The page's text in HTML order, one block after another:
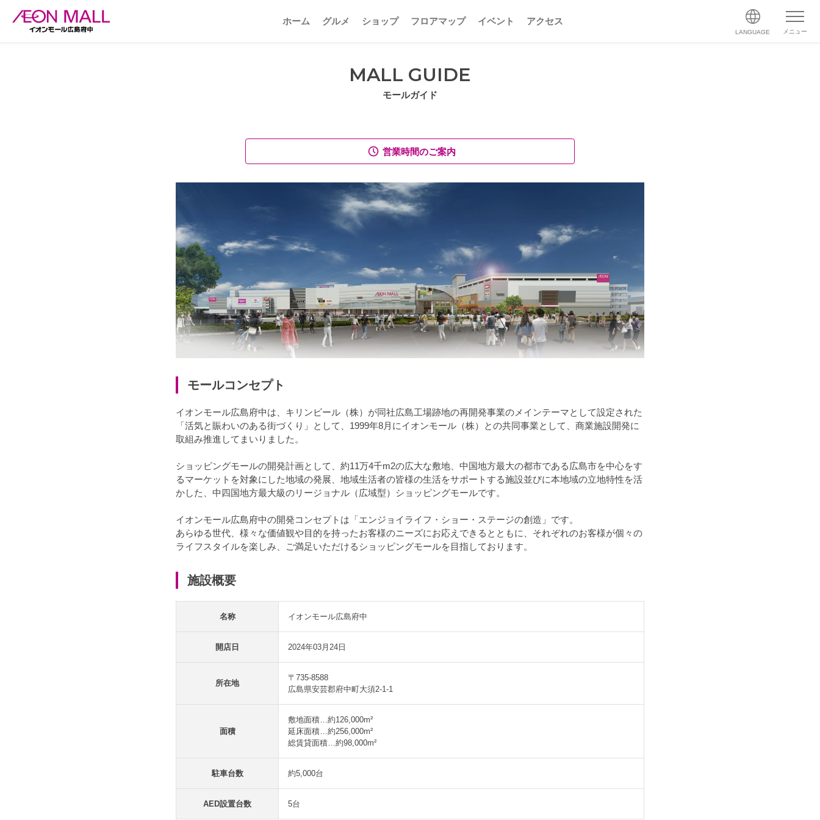
ホーム グルメ ショップ フロアマップ イベント アクセス
LANGUAGE メニュー
MALL GUIDE
モールガイド
営業時間のご案内
モールコンセプト
イオンモール広島府中は、キリンビール（株）が同社広島工場跡地の再開発事業のメインテーマとして設定された
「活気と賑わいのある街づくり」として、1999年8月にイオンモール（株）との共同事業として、商業施設開発に
取組み推進してまいりました。
ショッピングモールの開発計画として、約11万4千m2の広大な敷地、中国地方最大の都市である広島市を中心をす
るマーケットを対象にした地域の発展、地域生活者の皆様の生活をサポートする施設並びに本地域の立地特性を活
かした、中四国地方最大級のリージョナル（広域型）ショッピングモールです。
イオンモール広島府中の開発コンセプトは「エンジョイライフ・ショー・ステージの創造」です。
あらゆる世代、様々な価値観や目的を持ったお客様のニーズにお応えできるとともに、それぞれのお客様が個々の
ライフスタイルを楽しみ、ご満足いただけるショッピングモールを目指しております。
施設概要
名称 イオンモール広島府中
開店日 2024年03月24日
所在地
〒735-8588
広島県安芸郡府中町大須2-1-1
面積
敷地面積…約126,000m²
延床面積…約256,000m²
総賃貸面積…約98,000m²
駐車台数 約5,000台
AED設置台数 5台